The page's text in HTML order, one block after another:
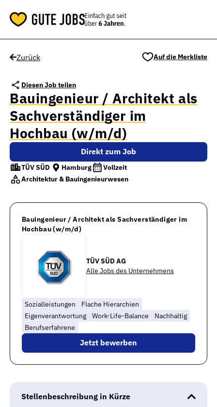
Zurück
Diesen Job teilen
Auf die Merkliste
Bauingenieur / Architekt als
Sachverständiger im
Hochbau (w/m/d)
Direkt zum Job
TÜV SÜD Hamburg
Vollzeit
Architektur & Bauingenieurwesen
Stellenbeschreibung in Kürze
Bauingenieur / Architekt als Sachverständiger im
Hochbau (w/m/d)
TÜV SÜD AG
Alle Jobs des Unternehmens
Sozialleistungen
Flache Hierarchien
Eigenverantwortung
Work-Life-Balance
Nachhaltig
Berufserfahrene
Jetzt bewerben